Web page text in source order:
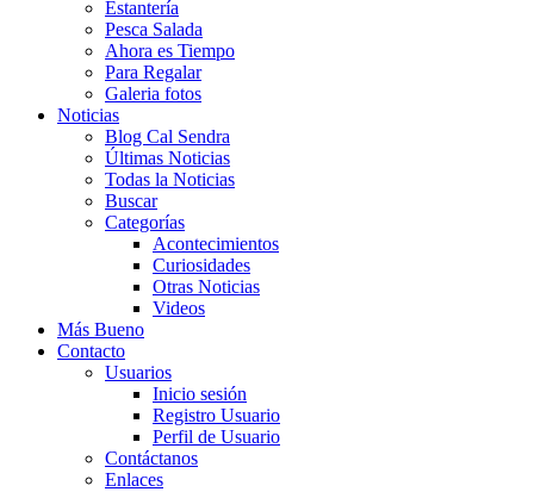
Estantería
Pesca Salada
Ahora es Tiempo
Para Regalar
Galeria fotos
Noticias
Blog Cal Sendra
Últimas Noticias
Todas la Noticias
Buscar
Categorías
Acontecimientos
Curiosidades
Otras Noticias
Videos
Más Bueno
Contacto
Usuarios
Inicio sesión
Registro Usuario
Perfil de Usuario
Contáctanos
Enlaces